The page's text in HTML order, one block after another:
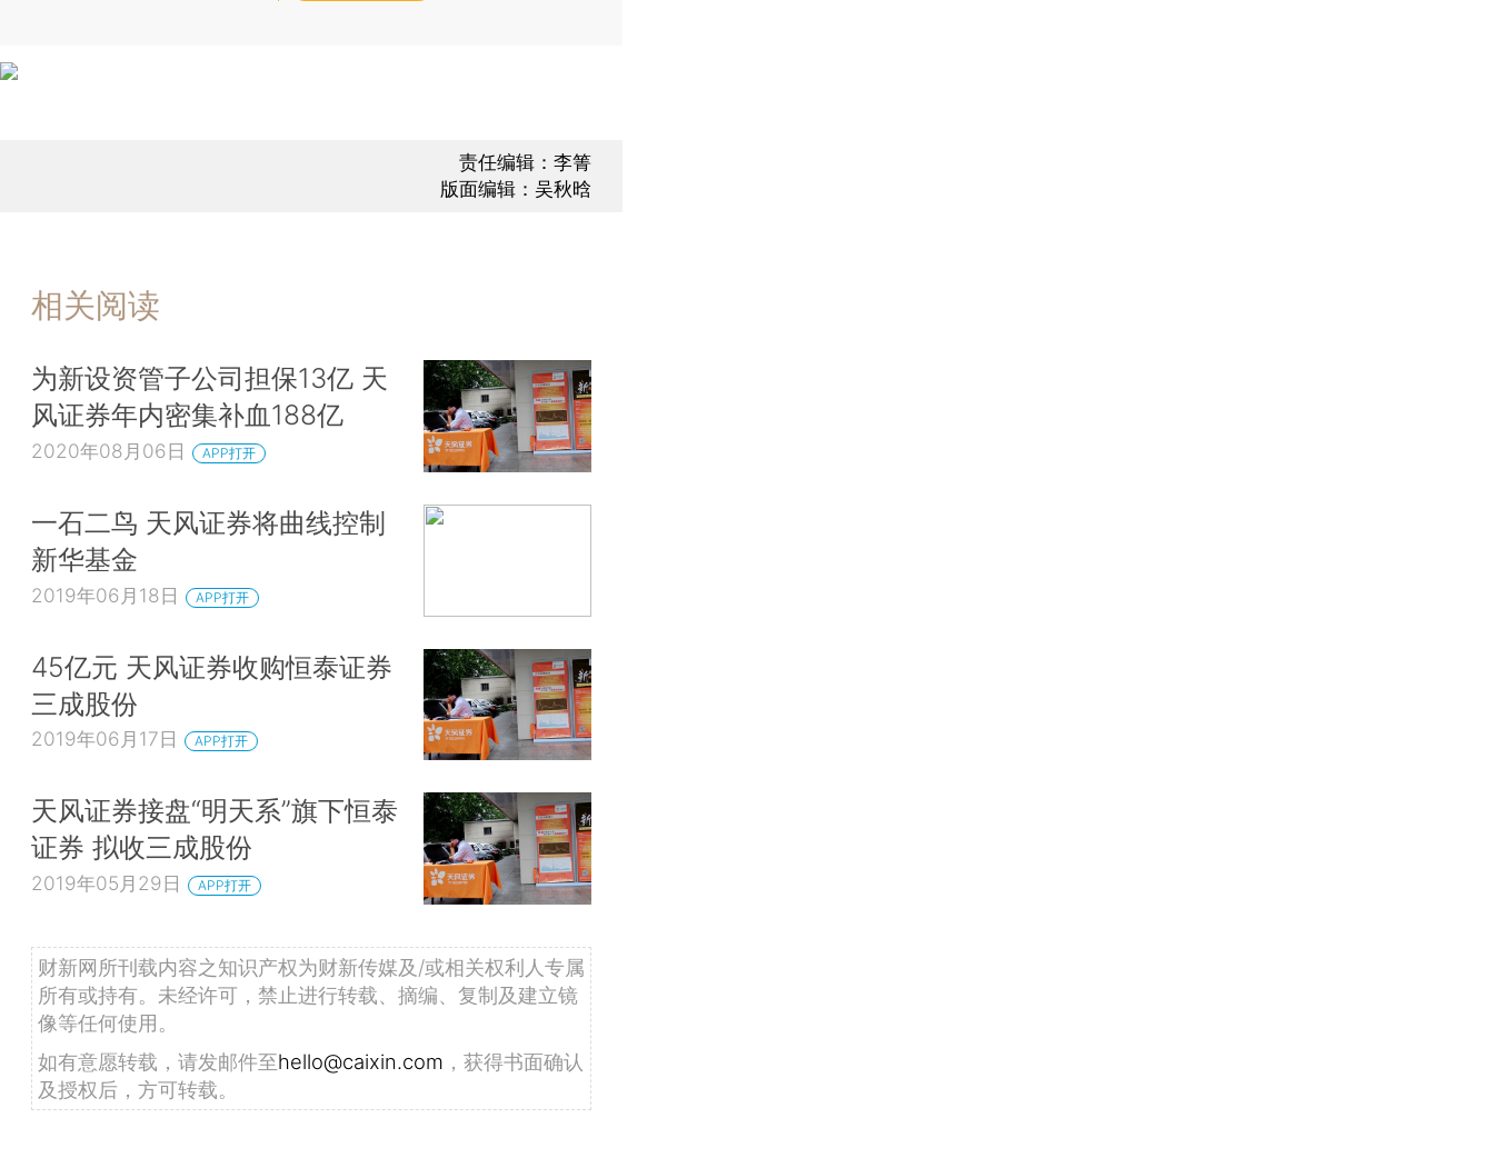
责任编辑：李箐
版面编辑：吴秋晗
相关阅读
为新设资管子公司担保13亿 天
风证券年内密集补血188亿
2020年08月06日 APP打开
一石二鸟 天风证券将曲线控制
新华基金
2019年06月18日 APP打开
45亿元 天风证券收购恒泰证券
三成股份
2019年06月17日 APP打开
天风证券接盘“明天系”旗下恒泰
证券 拟收三成股份
2019年05月29日 APP打开
财新网所刊载内容之知识产权为财新传媒及/或相关权利人专属
所有或持有。未经许可，禁止进行转载、摘编、复制及建立镜
像等任何使用。
如有意愿转载，请发邮件至hello@caixin.com ，获得书面确认
及授权后，方可转载。